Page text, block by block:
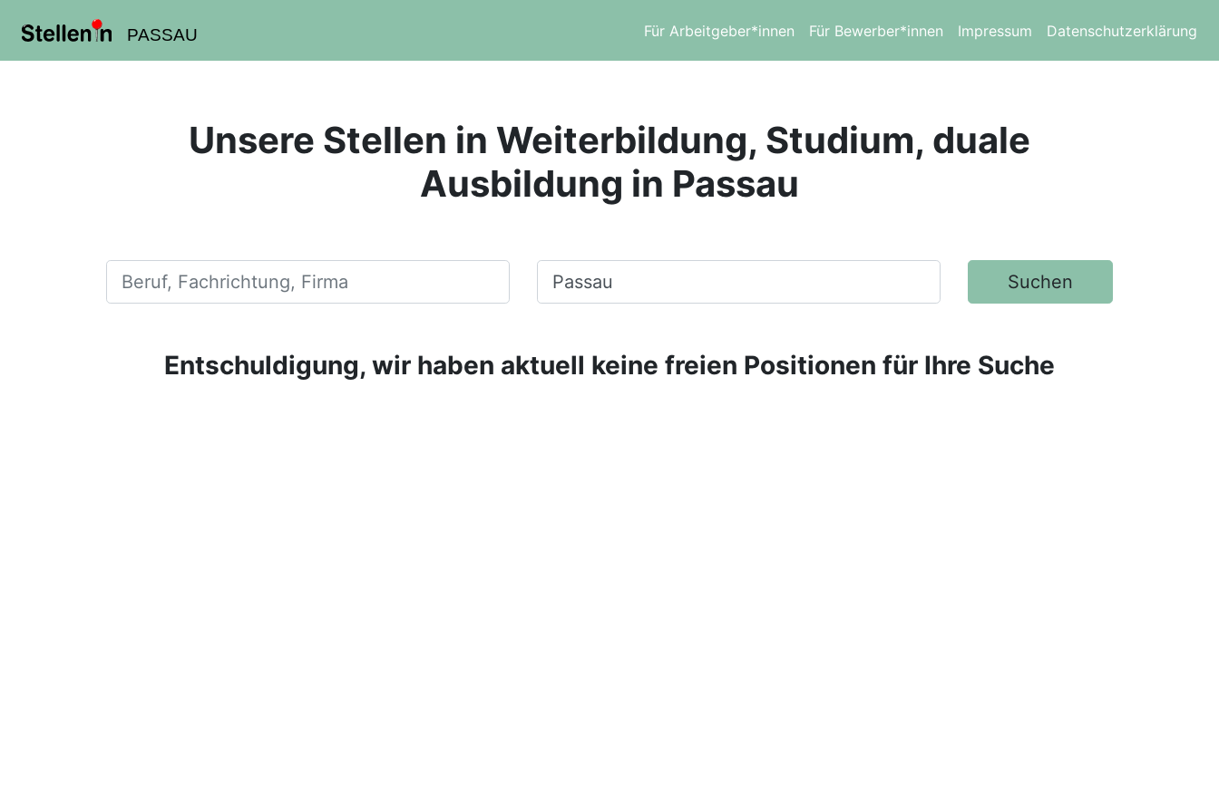
PASSAU Für Arbeitgeber*innen Für Bewerber*innen Impressum Datenschutzerklärung
Unsere Stellen in Weiterbildung, Studium, duale
Ausbildung in Passau
Beruf, Fachrichtung, Firma Ort, Stadt Suchen
Entschuldigung, wir haben aktuell keine freien Positionen für Ihre Suche